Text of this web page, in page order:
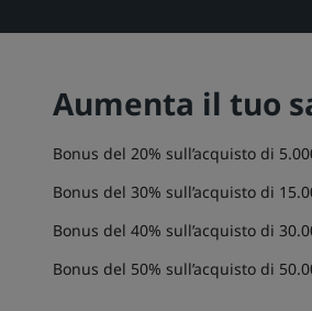
Aumenta il tuo
Bonus del 20% sull’acquisto di
Bonus del 30% sull’acquisto di
Bonus del 40% sull’acquisto di
Bonus del 50% sull’acquisto di